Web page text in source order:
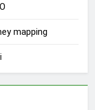
mapping